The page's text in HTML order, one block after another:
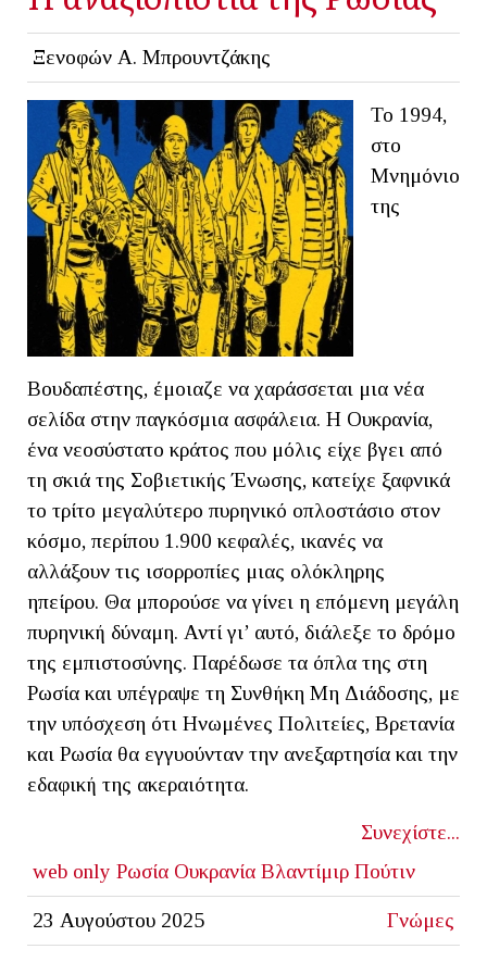
Ξενοφών Α. Μπρουντζάκης
Το 1994,
στο
Μνημόνιο
της
Βουδαπέστης, έμοιαζε να χαράσσεται μια νέα
σελίδα στην παγκόσμια ασφάλεια. Η Ουκρανία,
ένα νεοσύστατο κράτος που μόλις είχε βγει από
τη σκιά της Σοβιετικής Ένωσης, κατείχε ξαφνικά
το τρίτο μεγαλύτερο πυρηνικό οπλοστάσιο στον
κόσμο, περίπου 1.900 κεφαλές, ικανές να
αλλάξουν τις ισορροπίες μιας ολόκληρης
ηπείρου. Θα μπορούσε να γίνει η επόμενη μεγάλη
πυρηνική δύναμη. Αντί γι’ αυτό, διάλεξε το δρόμο
της εμπιστοσύνης. Παρέδωσε τα όπλα της στη
Ρωσία και υπέγραψε τη Συνθήκη Μη Διάδοσης, με
την υπόσχεση ότι Ηνωμένες Πολιτείες, Βρετανία
και Ρωσία θα εγγυούνταν την ανεξαρτησία και την
εδαφική της ακεραιότητα.
Συνεχίστε...
web only Ρωσία Ουκρανία Βλαντίμιρ Πούτιν
23 Αυγούστου 2025 Γνώμες